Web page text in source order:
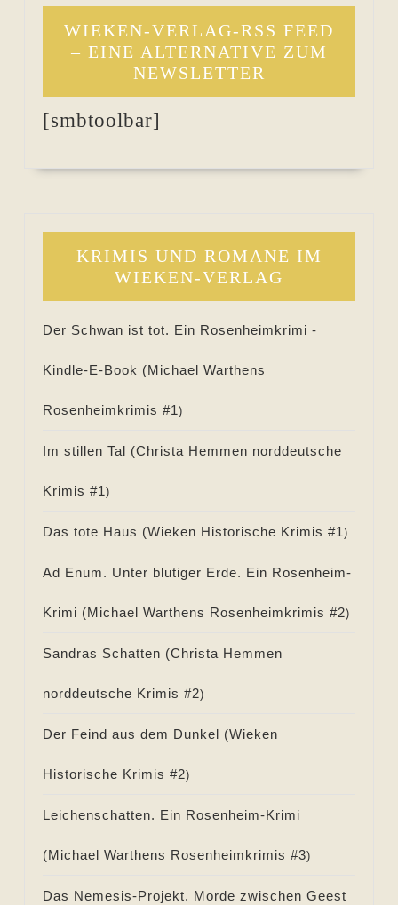
WIEKEN-VERLAG-RSS FEED
– EINE ALTERNATIVE ZUM
NEWSLETTER
[smbtoolbar]
KRIMIS UND ROMANE IM
WIEKEN-VERLAG
Der Schwan ist tot. Ein Rosenheimkrimi -
Kindle-E-Book (Michael Warthens
Rosenheimkrimis #1)
Im stillen Tal (Christa Hemmen norddeutsche
Krimis #1)
Das tote Haus (Wieken Historische Krimis #1)
Ad Enum. Unter blutiger Erde. Ein Rosenheim-
Krimi (Michael Warthens Rosenheimkrimis #2)
Sandras Schatten (Christa Hemmen
norddeutsche Krimis #2)
Der Feind aus dem Dunkel (Wieken
Historische Krimis #2)
Leichenschatten. Ein Rosenheim-Krimi
(Michael Warthens Rosenheimkrimis #3)
Das Nemesis-Projekt. Morde zwischen Geest